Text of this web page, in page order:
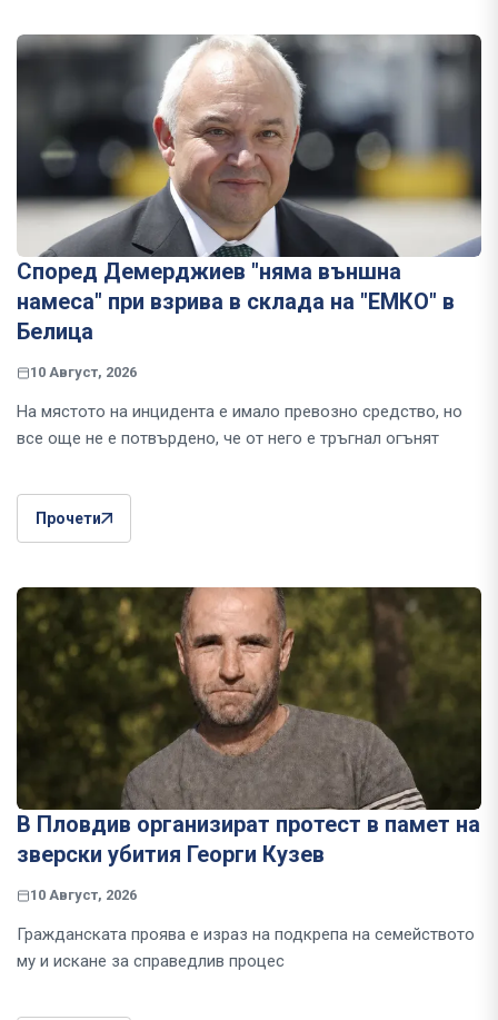
Според Демерджиев "няма външна
намеса" при взрива в склада на "ЕМКО" в
Белица
10 Август, 2026
На мястото на инцидента е имало превозно средство, но
все още не е потвърдено, че от него е тръгнал огънят
Прочети
В Пловдив организират протест в памет на
зверски убития Георги Кузев
10 Август, 2026
Гражданската проява е израз на подкрепа на семейството
му и искане за справедлив процес